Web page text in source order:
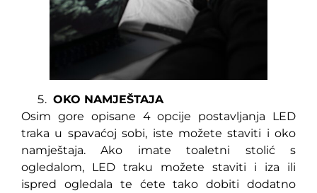
OKO NAMJEŠTAJA
Osim gore opisane 4 opcije postavljanja LED
traka u spavaćoj sobi, iste možete staviti i oko
namještaja. Ako imate toaletni stolić s
ogledalom, LED traku možete staviti i iza ili
ispred ogledala te ćete tako dobiti dodatno